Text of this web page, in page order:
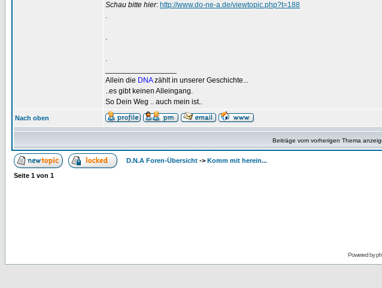
Schau bitte hier: http://www.do-ne-a.de/viewtopic.php?t=188
.
.
.
Allein die DNAzählt in unserer Geschichte...
..es gibt keinen Alleingang.
So Dein Weg .. auch mein ist..
Nach oben
Beiträge vom vorherigen Thema
D.N.A Foren-Übersicht -> Komm mit herein...
Seite 1 von 1
Powered by